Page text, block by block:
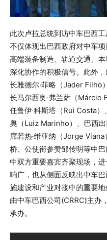
此次卢拉总统到访中车巴西
不仅体现出巴西政府对中车
高端装备制造、轨道交通、
深化协作的积极信号。此外
长雅德尔·菲略（Jader Filho
长马尔西奥·弗兰萨（Márcio
任鲁伊·科斯塔（Rui Costa
奥（Luiz Marinho）、巴西
席若热·维亚纳（Jorge
桥、公使衔参赞邹传明等中
中双方重要嘉宾齐聚现场，
响广，也从侧面反映出中车
施建设和产业对接中的重要
由中车巴西公司(CRRC)主办
承办。